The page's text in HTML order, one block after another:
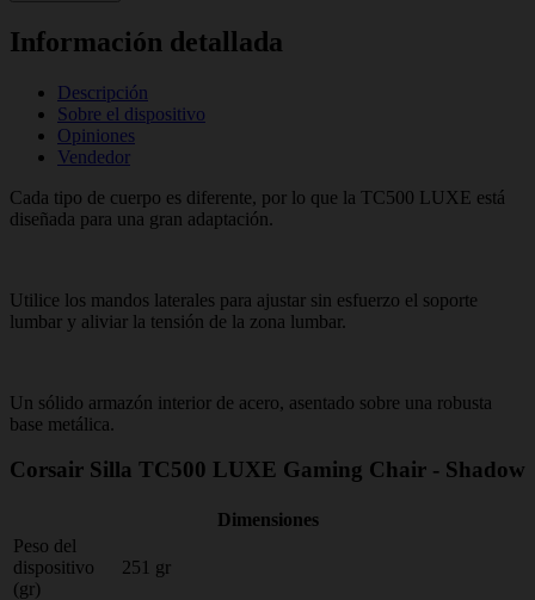
Información detallada
Descripción
Sobre el dispositivo
Opiniones
Vendedor
Cada tipo de cuerpo es diferente, por lo que la TC500 LUXE está
diseñada para una gran adaptación.
Utilice los mandos laterales para ajustar sin esfuerzo el soporte
lumbar y aliviar la tensión de la zona lumbar.
Un sólido armazón interior de acero, asentado sobre una robusta
base metálica.
Corsair Silla TC500 LUXE Gaming Chair - Shadow
Dimensiones
Peso del
dispositivo
(gr)
251 gr